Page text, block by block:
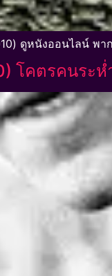
ดูหนังออนไลน์ พา
โคตรคนระห่